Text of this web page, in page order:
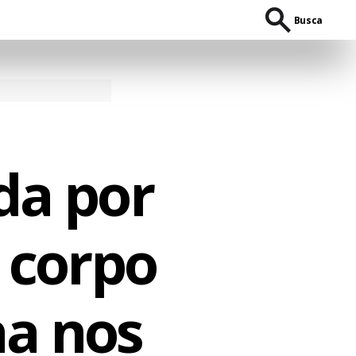
Busca
por
nos